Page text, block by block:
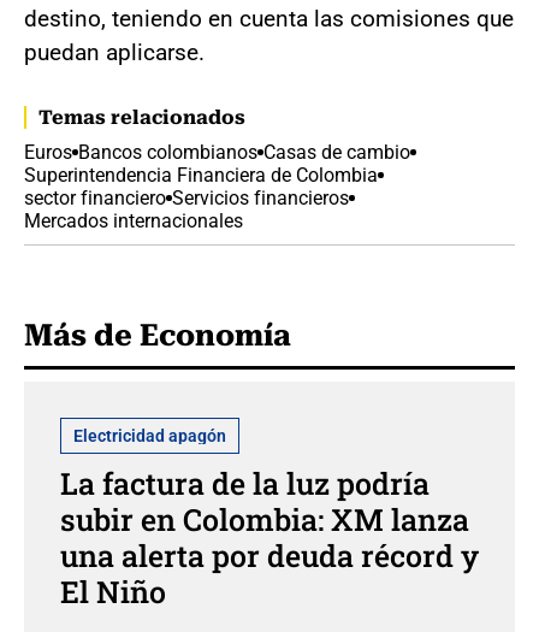
destino, teniendo en cuenta las comisiones que
puedan aplicarse.
Temas relacionados
Euros Bancos colombianos Casas de cambio
Superintendencia Financiera de Colombia
sector financiero Servicios financieros
Mercados internacionales
Más de Economía
Electricidad apagón
La factura de la luz podría
subir en Colombia: XM lanza
una alerta por deuda récord y
El Niño